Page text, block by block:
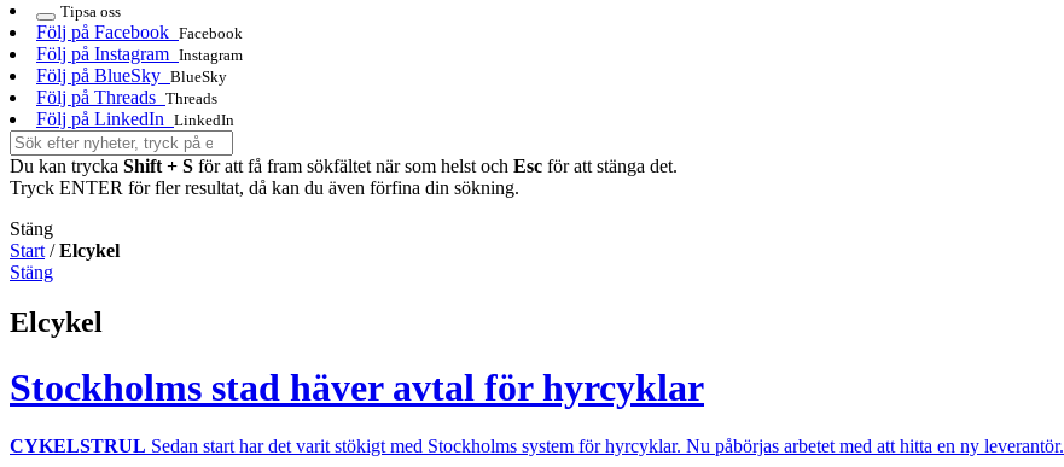
Tipsa oss
Följ på Facebook Facebook
Följ på Instagram Instagram
Följ på BlueSky BlueSky
Följ på Threads Threads
Följ på LinkedIn LinkedIn
Du kan trycka Shift + S för att få fram sökfältet när som helst och Esc för att stänga det.
Tryck ENTER för fler resultat, då kan du även förfina din sökning.
Stäng
Start /Elcykel
Stäng
Elcykel
Stockholms stad häver avtal för hyrcyklar
CYKELSTRUL Sedan start har det varit stökigt med Stockholms system för hyrcyklar. Nu påbörjas arbetet med att hitta en ny leverantör.